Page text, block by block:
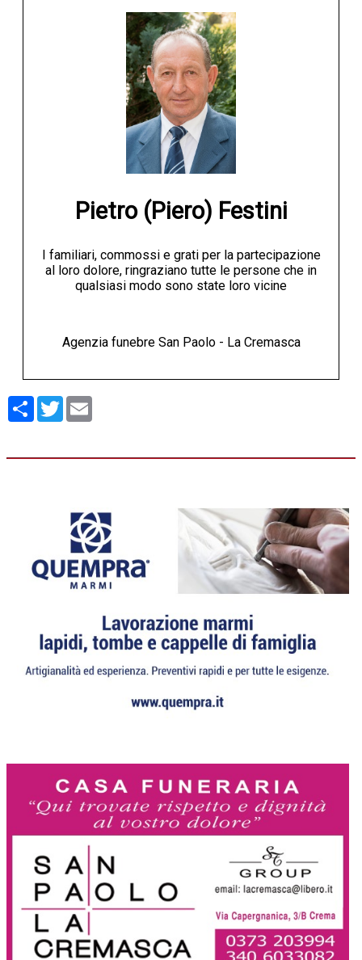
Pietro (Piero) Festini
I familiari, commossi e grati per la partecipazione
al loro dolore, ringraziano tutte le persone che in
qualsiasi modo sono state loro vicine
Agenzia funebre San Paolo - La Cremasca
Condividi
Twitter